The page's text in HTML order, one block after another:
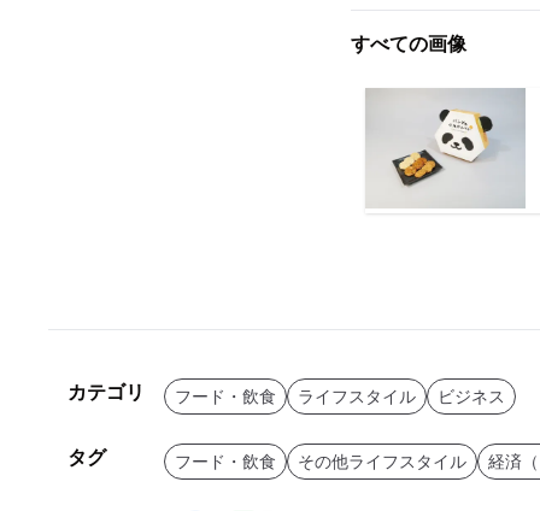
すべての画像
カテゴリ フード・飲食 ライフスタイル ビジネス
タグ フード・飲食 その他ライフスタイル 経済